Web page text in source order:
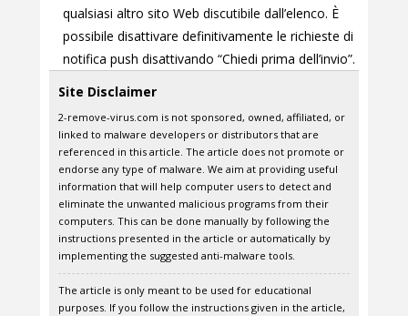
qualsiasi altro sito Web discutibile dall’elenco. È
possibile disattivare definitivamente le richieste di
notifica push disattivando “Chiedi prima dell’invio”.
Site Disclaimer
2-remove-virus.com is not sponsored, owned, affiliated, or
linked to malware developers or distributors that are
referenced in this article. The article does not promote or
endorse any type of malware. We aim at providing useful
information that will help computer users to detect and
eliminate the unwanted malicious programs from their
computers. This can be done manually by following the
instructions presented in the article or automatically by
implementing the suggested anti-malware tools.
The article is only meant to be used for educational
purposes. If you follow the instructions given in the article,